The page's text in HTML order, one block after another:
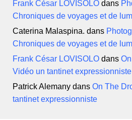
Frank César LOVISOLO dans
Chroniques de voyages et de
Caterina Malaspina. dans
Chroniques de voyages et de
Frank César LOVISOLO dans
Vidéo un tantinet expressionniste
Patrick Alemany dansOn The
tantinet expressionniste